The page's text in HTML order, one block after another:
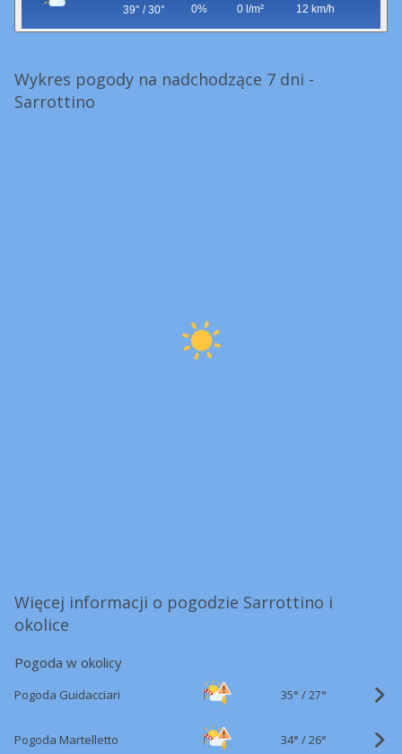
39° / 30°
0% 0 l/m²
12 km/h
Wykres pogody na nadchodzące 7 dni -
Sarrottino
Więcej informacji o pogodzie Sarrottino i
okolice
Pogoda w okolicy
Pogoda Guidacciari 35° /27°
Pogoda Martelletto 34° /26°